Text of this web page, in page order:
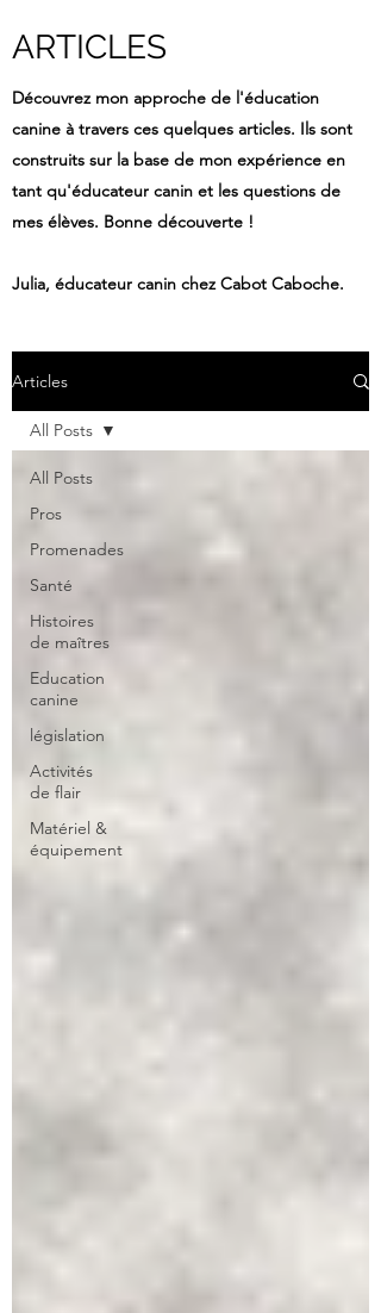
ARTICLES
Découvrez mon approche de l'éducation
canine à travers ces quelques articles. Ils sont
construits sur la base de mon expérience en
tant qu'éducateur canin et les questions de
mes élèves. Bonne découverte !
Julia, éducateur canin chez Cabot Caboche.
Articles
All Posts
Pros
Promenades
Santé
Histoires
de maîtres
Education
canine
législation
Activités
de flair
Matériel &
équipement
All Posts